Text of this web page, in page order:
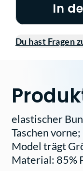
In
Du hast Fragen
elastischer
Taschen
Model trägt
Material: 85%